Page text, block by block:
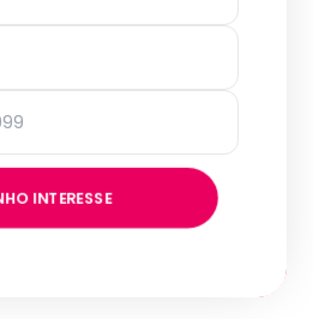
INTERESSE